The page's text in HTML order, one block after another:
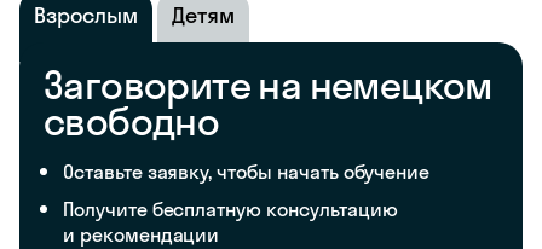
Взрослым Детям
Заговорите на немецком
свободно
Оставьте заявку, чтобы начать обучение
Получите бесплатную консультацию
и рекомендации